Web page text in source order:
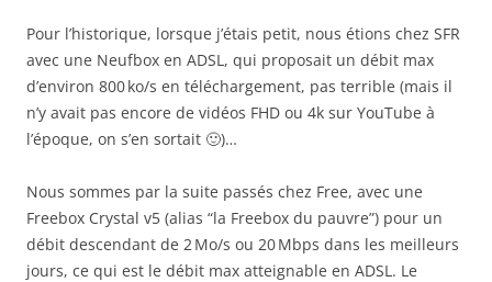
Pour l’historique, lorsque j’étais petit, nous étions chez SFR
avec une Neufbox en ADSL, qui proposait un débit max
d’environ 800 ko/s en téléchargement, pas terrible (mais il
n’y avait pas encore de vidéos FHD ou 4k sur YouTube à
l’époque, on s’en sortait 🙂)…
Nous sommes par la suite passés chez Free, avec une
Freebox Crystal v5 (alias “la Freebox du pauvre”) pour un
débit descendant de 2 Mo/s ou 20 Mbps dans les meilleurs
jours, ce qui est le débit max atteignable en ADSL. Le